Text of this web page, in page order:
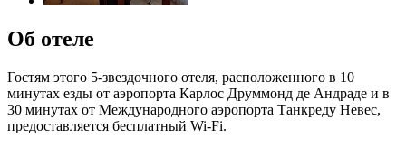
Об отеле
Гостям этого 5-звездочного отеля, расположенного в 10
минутах езды от аэропорта Карлос Друммонд де Андраде и в
30 минутах от Международного аэропорта Танкреду Невес,
предоставляется бесплатный Wi-Fi.